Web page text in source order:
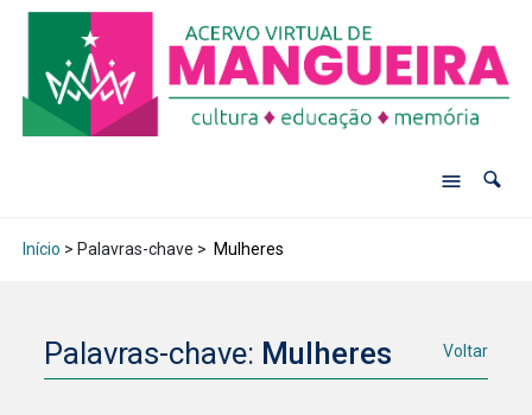
Início > Palavras-chave > Mulheres
Palavras-chave: Mulheres Voltar